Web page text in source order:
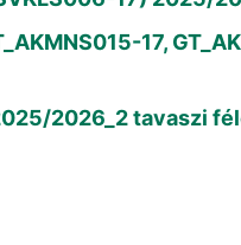
17,
2026_2 tavaszi